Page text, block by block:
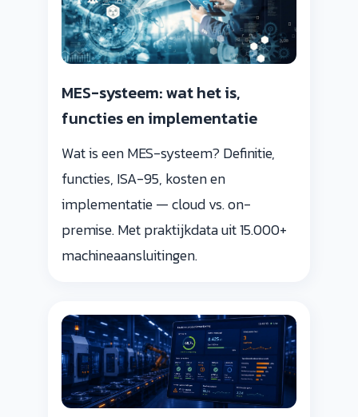
MES-systeem: wat het is,
functies en implementatie
Wat is een MES-systeem? Definitie,
functies, ISA-95, kosten en
implementatie — cloud vs. on-
premise. Met praktijkdata uit 15.000+
machineaansluitingen.